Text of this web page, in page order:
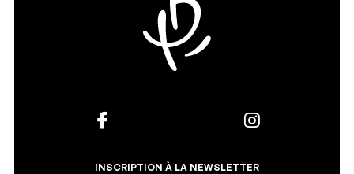
INSCRIPTION À LA NEWSLETTER